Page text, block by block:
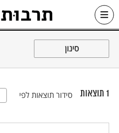
Skip
כל האתר
סינון
1 תוצאות סידור תוצאות לפי